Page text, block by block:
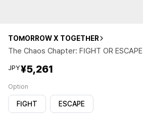
TOMORROW X TOGETHER
The Chaos Chapter: FIGHT OR ESCAPE
JPY¥5,261
Option
FIGHT ESCAPE